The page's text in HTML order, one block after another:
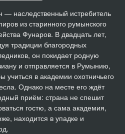
48:31
46:42
42:38
— наследственный истребитель
из старинного румынского
Фунаров. В двадцать лет,
традиции благородных
он покидает родную
и отправляется в Румынию,
учиться в академии охотничьего
Однако на месте его ждёт
приём: страна не спешит
гостю, а сама академия,
находится в упадке и